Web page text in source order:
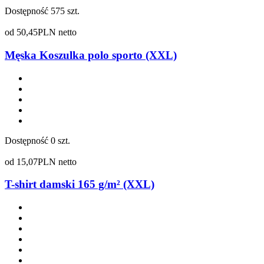
Dostępność 575 szt.
od 50,45PLN netto
Męska Koszulka polo sporto (XXL)
Dostępność 0 szt.
od 15,07PLN netto
T-shirt damski 165 g/m² (XXL)